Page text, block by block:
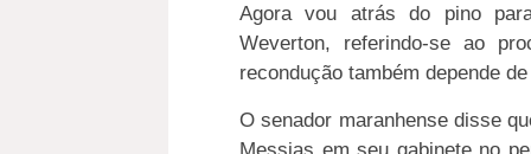
Agora vou atrás do pino
Weverton, referindo-se ao
recondução também depende
O senador maranhense disse
Messias em seu gabinete no